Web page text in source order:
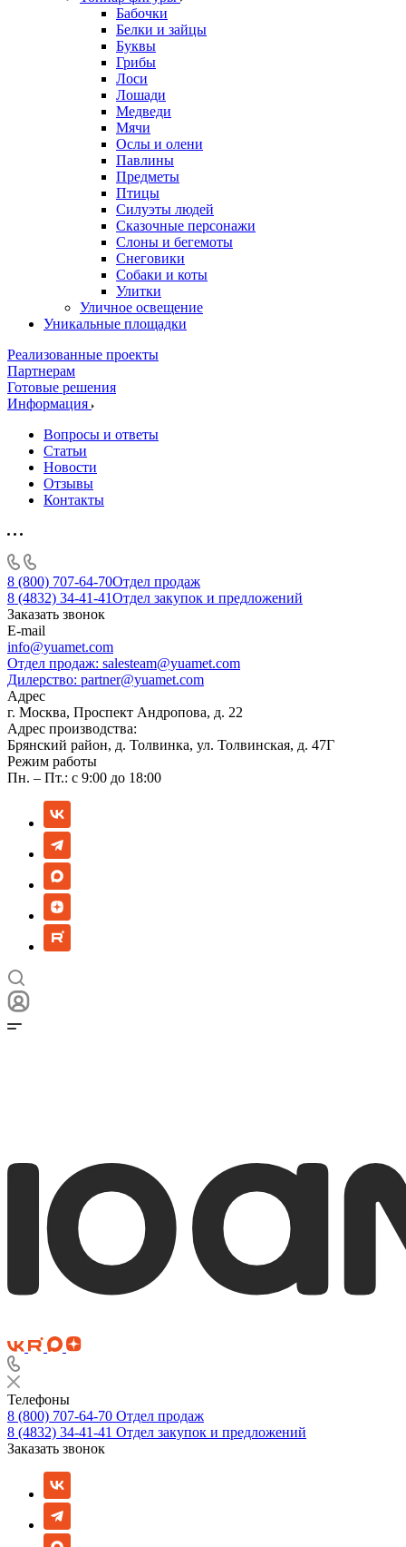
Бабочки
Белки и зайцы
Буквы
Грибы
Лоси
Лошади
Медведи
Мячи
Ослы и олени
Павлины
Предметы
Птицы
Силуэты людей
Сказочные персонажи
Слоны и бегемоты
Снеговики
Собаки и коты
Улитки
Уличное освещение
Уникальные площадки
Реализованные проекты
Партнерам
Готовые решения
Информация
Вопросы и ответы
Статьи
Новости
Отзывы
Контакты
8 (800) 707-64-70Отдел продаж
8 (4832) 34-41-41Отдел закупок и предложений
Заказать звонок
E-mail
info@yuamet.com
Отдел продаж: salesteam@yuamet.com
Дилерство: partner@yuamet.com
Адрес
г. Москва, Проспект Андропова, д. 22
Адрес производства:
Брянский район, д. Толвинка, ул. Толвинская, д. 47Г
Режим работы
Пн. – Пт.: с 9:00 до 18:00
Телефоны
8 (800) 707-64-70 Отдел продаж
8 (4832) 34-41-41 Отдел закупок и предложений
Заказать звонок